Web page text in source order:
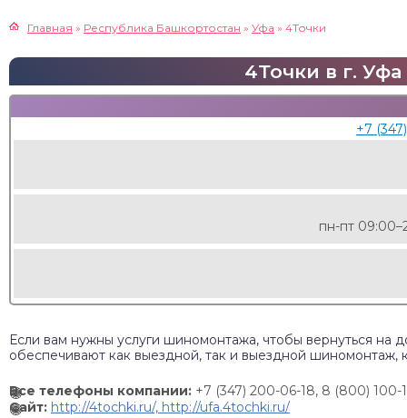
Главная » Республика Башкортостан » Уфа » 4Точки
4Точки в г.
+7
пн-пт
Если вам нужны услуги шиномонтажа, чтобы вернуться
обеспечивают как выездной, так и выездной шиномонтаж,
Все телефоны компании: +7 (347) 200-06-18, 8 (800) 100-
Сайт: http://4tochki.ru/, http://ufa.4tochki.ru/